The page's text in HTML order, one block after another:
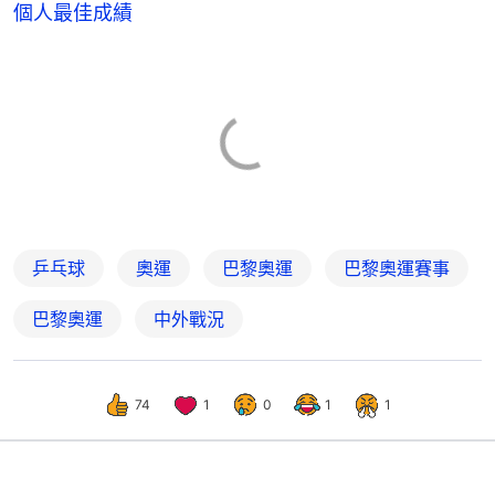
個人最佳成績
乒乓球 奧運 巴黎奧運 巴黎奧運賽事
巴黎奧運 中外戰況
74 1 0 1 1